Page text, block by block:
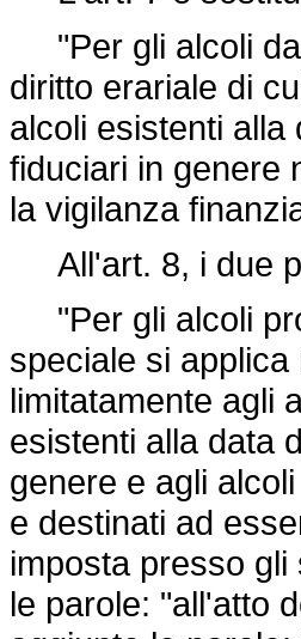
"Per gli alcoli da
diritto erariale di
alcoli esistenti alla
fiduciari in genere
la vigilanza
All'art. 8, i due
"Per gli alcoli
speciale si
limitatamente agli
esistenti alla data
genere e agli
e destinati ad
imposta presso
le parole: "all'atto